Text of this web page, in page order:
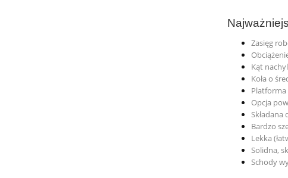
Zasięg
Kąt
Koła o
Platforma
Opcja
Bardzo
Lekka
Solidna,
Schody